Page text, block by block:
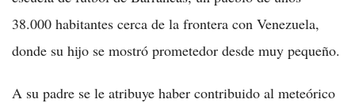
38.000 habitantes cerca de la frontera con Venezuela,
donde su hijo se mostró prometedor desde muy pequeño.
A su padre se le atribuye haber contribuido al meteórico